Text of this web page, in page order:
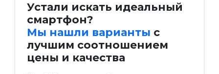
Устали искать идеальный
смартфон?
Мы нашли варианты с
лучшим соотношением
цены и качества